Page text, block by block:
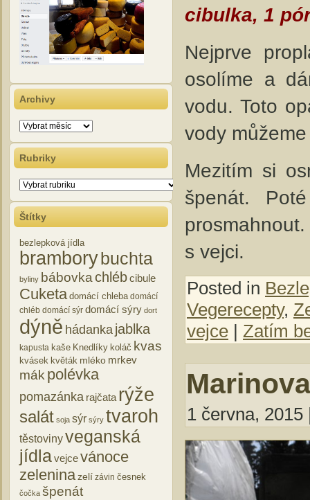
Archivy
Archivy
Rubriky
Rubriky
Štítky
bezlepková jídla
brambory buchta
byliny bábovkachlébcibule
Cuketa domácí chleba domácí
chléb domácí sýr domácí sýry dort
dýně hádanka jablka
kapusta kaše Knedlíky koláč kvas
kvásek květák mléko mrkev
mákpolévka
pomazánka rajčata rýže
salát soja sýr sýry tvaroh
těstovinyveganská
jídlavejcevánoce
zeleninazelí závin česnek
čočka špenát
cibulka, 1
Nejprve
osolíme a
vodu. Toto
vody
Mezitím si
špenát.
s vejci.
Posted in
Vegerecepty,
vejce | Zatím
1 června,